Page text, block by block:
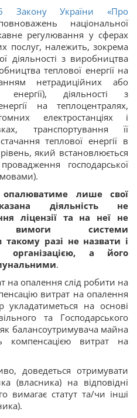
Закону України «Про
національної
регулювання у сферах
послуг, належить, зокрема
діяльності з виробництва
теплової енергії на
нетрадиційних або
діяльності з
на теплоцентралях,
електростанціях і
транспортування її
теплової енергії в
який встановлюється
господарської
лише свої
діяльність не
ліцензії та на неї не
вимоги системи
разі не назвати і
організацією, а його
.
на опалення слід робити на
витрат на опалення
укладатиметься на основі
та Господарського
балансоутримувача майна
компенсацією витрат на
доведеться отримувати
(власника) на відповідні
вимагає статут та/чи інші